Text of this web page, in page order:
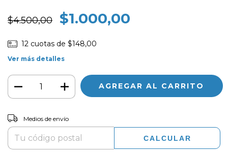
$4.500,00 $1.000,00
12 cuotas de $148,00
Ver más detalles
Entregas para el CP:
Medios de envío
CALCULAR